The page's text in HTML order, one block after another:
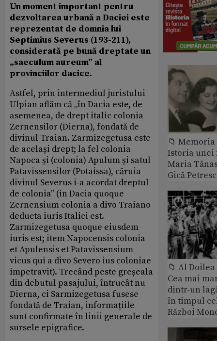
Un moment important pentru
dezvoltarea urbană a Daciei este
reprezentat de domnia lui
Septimius Severus (193-211),
considerată pe bună dreptate un
„saeculum aureum” al
provinciilor dacice.
Astfel, prin intermediul juristului
Ulpian aflăm că „în Dacia este, de
asemenea, de drept italic colonia
Zernensilor (Dierna), fondată de
divinul Traian. Zarmizegetusa este
de același drept; la fel colonia
Napoca și (colonia) Apulum și satul
Patavissensilor (Potaissa), căruia
divinul Severus i-a acordat dreptul
de colonia” (in Dacia quoque
Zernensium colonia a divo Traiano
deducta iuris Italici est.
Zarmizegetusa quoque eiusdem
iuris est; item Napocensis colonia
et Apulensis et Patavissensium
vicus qui a divo Severo ius coloniae
impetravit). Trecând peste greșeala
din debutul pasajului, întrucât nu
Dierna, ci Sarmizegetusa fusese
fondată de Traian, informațiile
sunt confirmate în linii generale de
sursele epigrafice.
📁
Istoria
Maria
Gică
📁 Al
Cea mai
dintr-un
în timpul
Război